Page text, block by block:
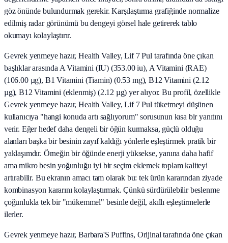
göz önünde bulundurmak gerekir. Karşılaştırma grafiğinde normalize
edilmiş radar görünümü bu dengeyi görsel hale getirerek tablo
okumayı kolaylaştırır.
Gevrek yenmeye hazır, Health Valley, Lif 7 Pul tarafında öne çıkan
başlıklar arasında A Vitamini (IU) (353.00 iu), A Vitamini (RAE)
(106.00 µg), B1 Vitamini (Tiamin) (0.53 mg), B12 Vitamini (2.12
µg), B12 Vitamini (eklenmiş) (2.12 µg) yer alıyor. Bu profil, özellikle
Gevrek yenmeye hazır, Health Valley, Lif 7 Pul tüketmeyi düşünen
kullanıcıya "hangi konuda artı sağlıyorum" sorusunun kısa bir yanıtını
verir. Eğer hedef daha dengeli bir öğün kurmaksa, güçlü olduğu
alanları başka bir besinin zayıf kaldığı yönlerle eşleştirmek pratik bir
yaklaşımdır. Örneğin bir öğünde enerji yüksekse, yanına daha hafif
ama mikro besin yoğunluğu iyi bir seçim eklemek toplam kaliteyi
artırabilir. Bu ekranın amacı tam olarak bu: tek ürün kararından ziyade
kombinasyon kararını kolaylaştırmak. Çünkü sürdürülebilir beslenme
çoğunlukla tek bir "mükemmel" besinle değil, akıllı eşleştirmelerle
ilerler.
Gevrek yenmeye hazır, Barbara'S Puffins, Orijinal tarafında öne çıkan